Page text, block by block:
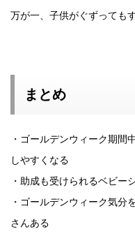
万が一、子供がぐずっても
まとめ
・ゴールデンウィーク期間
しやすくなる
・助成も受けられるベビー
・ゴールデンウィーク気分
さんある